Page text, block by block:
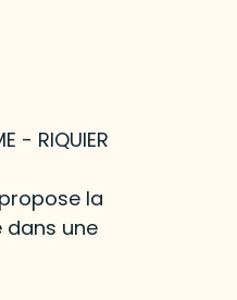
- RIQUIER
propose la
dans une